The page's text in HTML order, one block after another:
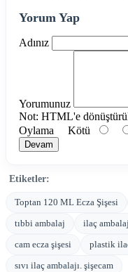
Yorum Yap
Adınız
Yorumunuz
Not: HTML'e
Oylama Kötü
Devam
Etiketler:
Toptan 120 ML Ecza Şişesi
tıbbi ambalaj
ilaç
cam ecza şişesi
plastik
sıvı ilaç ambalajı. şişecam